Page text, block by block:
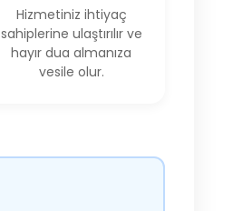
Hizmetiniz ihtiyaç
sahiplerine ulaştırılır ve
hayır dua almanıza
vesile olur.